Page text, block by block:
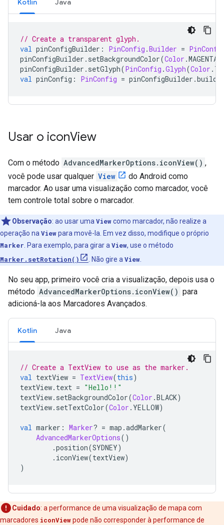
Kotlin Java
// Create a transparent glyph.
val pinConfigBuilder : PinConfig .Builder =
pinConfigBuilder . setBackgroundColor(Color .MAGENTA
pinConfigBuilder . setGlyph(PinConfig .Glyph(Color .
val pinConfig : PinConfig = pinConfigBuilder .build
Usar o iconView
Com o método AdvancedMarkerOptions.iconView() ,
você pode usar qualquer View
do Android como
marcador. Ao usar uma visualização como marcador, você
tem controle total sobre o marcador.
Observação: ao usar uma Viewcomo marcador, não realize a
operação na Viewpara movê-la. Em vez disso, modifique o próprio
Marker . Para exemplo, para girar a View, use o método
Marker.setRotation()
. Não gire a View
No seu app, primeiro você cria a visualização, depois usa o
método AdvancedMarkerOptions.iconView() para
adicioná-la aos Marcadores Avançados.
Kotlin Java
// Create a TextView to use as the marker.
val textView = TextView(this)
textView. text = "Hello!!"
textView. setBackgroundColor(Color .BLACK)
textView. setTextColor(Color . YELLOW)
val marker : Marker? = map .addMarker(
AdvancedMarkerOptions()
.position(SYDNEY)
. iconView(textView)
)
Cuidado: a performance de uma visualização de mapa com
marcadores iconViewpode não corresponder à performance de